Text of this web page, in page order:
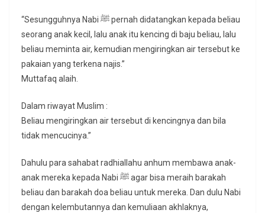
“Sesungguhnya Nabi ﷺ pernah didatangkan kepada beliau
seorang anak kecil, lalu anak itu kencing di baju beliau, lalu
beliau meminta air, kemudian mengiringkan air tersebut ke
pakaian yang terkena najis.”
Muttafaq alaih.
Dalam riwayat Muslim :
Beliau mengiringkan air tersebut di kencingnya dan bila
tidak mencucinya.”
Dahulu para sahabat radhiallahu anhum membawa anak-
anak mereka kepada Nabi ﷺ agar bisa meraih barakah
beliau dan barakah doa beliau untuk mereka. Dan dulu Nabi
dengan kelembutannya dan kemuliaan akhlaknya,